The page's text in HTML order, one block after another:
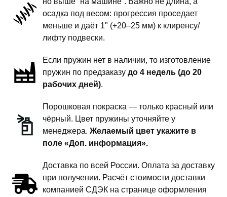
передней
подвески
дюйм
комфорт
осадка под весом: прогрессия проседает
меньше и даёт 1" (+20–25 мм) к клиренсу/
лифту подвески.
Если пружин нет в наличии, то изготовление
пружин по предзаказу до 4 недель (до 20
рабочих дней).
Порошковая покраска — только красный или
чёрный. Цвет пружины уточняйте у
менеджера. Желаемый цвет укажите в
поле «Доп. информация».
Доставка по всей России. Оплата за доставку
при получении. Расчёт стоимости доставки
компанией СДЭК на странице оформления